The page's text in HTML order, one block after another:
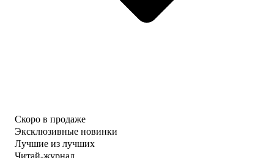
Скоро в продаже
Эксклюзивные новинки
Лучшие из лучших
Читай-журнал